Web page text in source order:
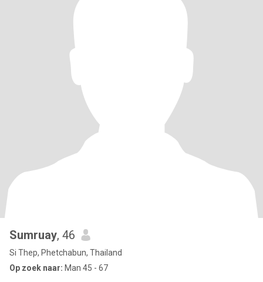
Sumruay, 46
Si Thep, Phetchabun, Thailand
Op zoek naar: Man 45 - 67